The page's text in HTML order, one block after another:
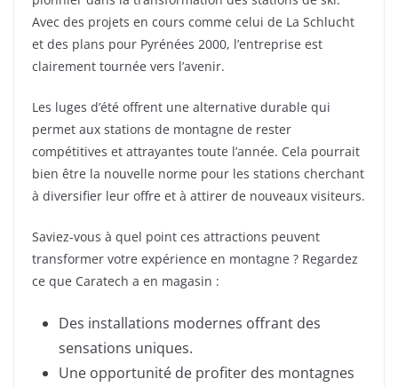
Avec des projets en cours comme celui de La Schlucht
et des plans pour Pyrénées 2000, l’entreprise est
clairement tournée vers l’avenir.
Les luges d’été offrent une alternative durable qui
permet aux stations de montagne de rester
compétitives et attrayantes toute l’année. Cela pourrait
bien être la nouvelle norme pour les stations cherchant
à diversifier leur offre et à attirer de nouveaux visiteurs.
Saviez-vous à quel point ces attractions peuvent
transformer votre expérience en montagne ? Regardez
ce que Caratech a en magasin :
Des installations modernes offrant des
sensations uniques.
Une opportunité de profiter des montagnes